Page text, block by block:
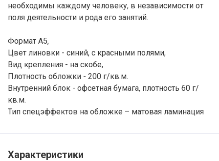
необходимы каждому человеку, в независимости от
поля деятельности и рода его занятий.
Формат А5,
Цвет линовки - синий, с красными полями,
Вид крепления - на скобе,
Плотность обложки - 200 г/кв.м.
Внутренний блок - офсетная бумага, плотность 60 г/
кв.м.
Тип спецэффектов на обложке – матовая ламинация
Характеристики